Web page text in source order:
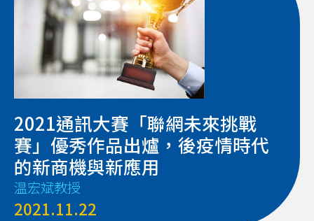
2021通訊大賽「聯網未來挑戰
賽」優秀作品出爐，後疫情時代
的新商機與新應用
温宏斌教授
2021.11.22